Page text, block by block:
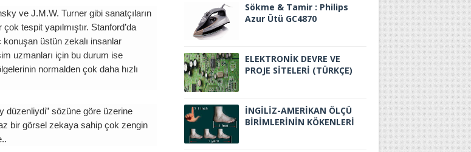
ve J.M.W. Turner gibi sanatçıların
tespit yapılmıştır. Stanford’da
üstün zekalı insanlar
uzmanları için bu durum ise
normalden çok daha hızlı
düzenliydi” sözüne göre üzerine
bir görsel zekaya sahip çok zengin
Sökme & Tamir : Philips
Azur Ütü GC4870
ELEKTRONİK DEVRE VE
PROJE SİTELERİ (TÜRKÇE)
İNGİLİZ-AMERİKAN ÖLÇÜ
BİRİMLERİNİN KÖKENLERİ